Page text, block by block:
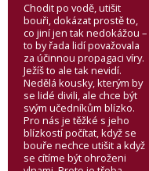
Chodit po vodě, utišit
bouři, dokázat prostě to,
co jiní jen tak nedokážou –
to by řada lidí považovala
za účinnou propagaci víry.
Ježíš to ale tak nevidí.
Nedělá kousky, kterým by
se lidé divili, ale chce být
svým učedníkům blízko.
Pro nás je těžké s jeho
blízkostí počítat, když se
bouře nechce utišit a když
se cítíme být ohroženi